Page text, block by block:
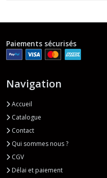
Paiements sécurisés
Navigation
Accueil
Catalogue
Contact
Qui sommes nous ?
CGV
Délai et paiement